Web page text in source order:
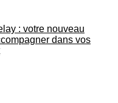
: votre nouveau
dans vos